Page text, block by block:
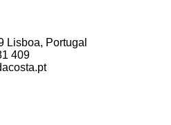
Lisboa, Portugal
409